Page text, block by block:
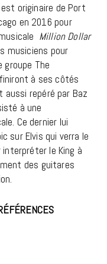
originaire de Port
en 2016 pour
Million Dollar
musiciens pour
groupe The
à ses côtés
aussi repéré par Baz
à une
Ce dernier lui
sur Elvis qui verra le
interpréter le King à
des guitares